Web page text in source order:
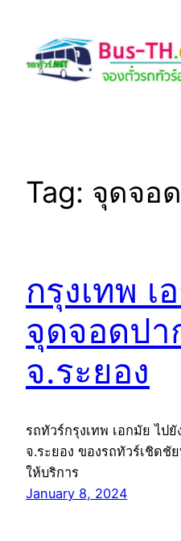
content
Tag: จุดจอ
กรุงเทพ เ
จุดจอดปา
จ.ระยอง
รถทัวร์กรุงเทพ เอกมัย ไป
จ.ระยอง ของรถทัวร์เชิดชั
ให้บริการ
January 8, 2024